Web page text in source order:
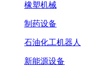
橡塑机械
制药设备
石油化工机器人
新能源设备